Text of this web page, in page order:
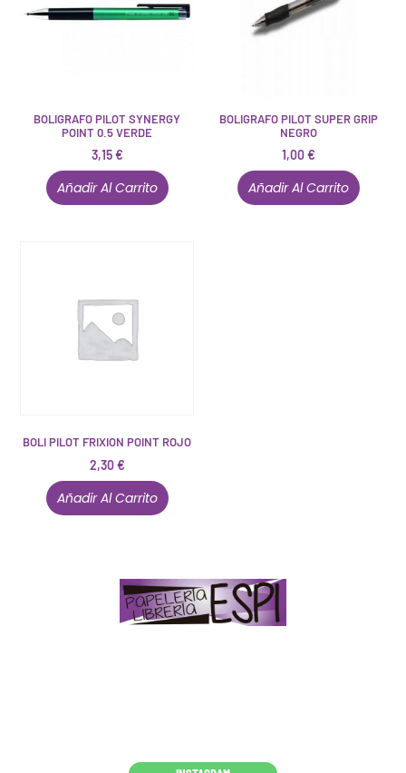
BOLIGRAFO PILOT SYNERGY
POINT 0.5 VERDE
3,15€
Añadir Al Carrito
BOLIGRAFO PILOT SUPER GRIP
NEGRO
1,00€
Añadir Al Carrito
BOLI PILOT FRIXION POINT ROJO
2,30€
Añadir Al Carrito